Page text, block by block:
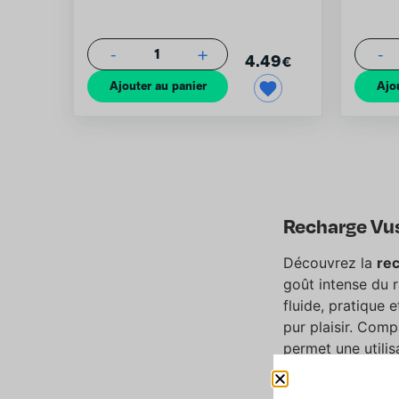
- 1 +
Ajouter au panier
4.49€ -
Recharge
Découvrez la
goût intense du
fluide, pratique
pur plaisir.
permet une
débutant ou
et fruitée tout au